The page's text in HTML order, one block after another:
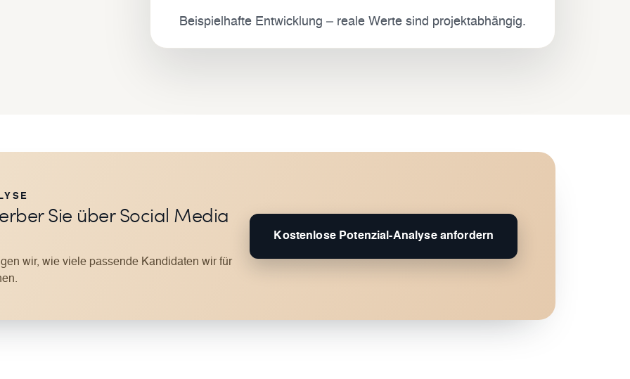
Beispielhafte Entwicklung – reale Werte sind projektabhängig.
Sie über Social Media
wir, wie viele passende Kandidaten wir für
Kostenlose Potenzial-Analyse anfordern